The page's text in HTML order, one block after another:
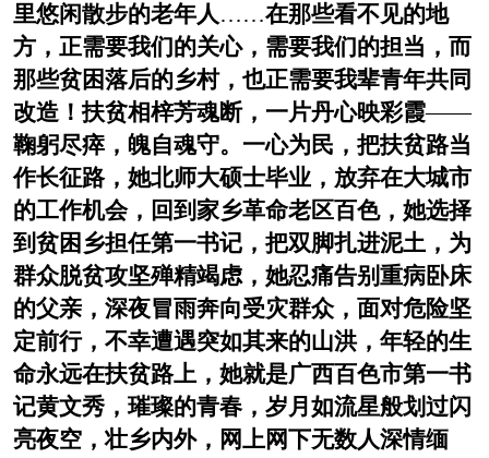
里悠闲散步的老年人……在那些看不见的地
方，正需要我们的关心，需要我们的担当，而
那些贫困落后的乡村，也正需要我辈青年共同
改造！扶贫相梓芳魂断，一片丹心映彩霞——
鞠躬尽瘁，魄自魂守。一心为民，把扶贫路当
作长征路，她北师大硕士毕业，放弃在大城市
的工作机会，回到家乡革命老区百色，她选择
到贫困乡担任第一书记，把双脚扎进泥土，为
群众脱贫攻坚殚精竭虑，她忍痛告别重病卧床
的父亲，深夜冒雨奔向受灾群众，面对危险坚
定前行，不幸遭遇突如其来的山洪，年轻的生
命永远在扶贫路上，她就是广西百色市第一书
记黄文秀，璀璨的青春，岁月如流星般划过闪
亮夜空，壮乡内外，网上网下无数人深情缅